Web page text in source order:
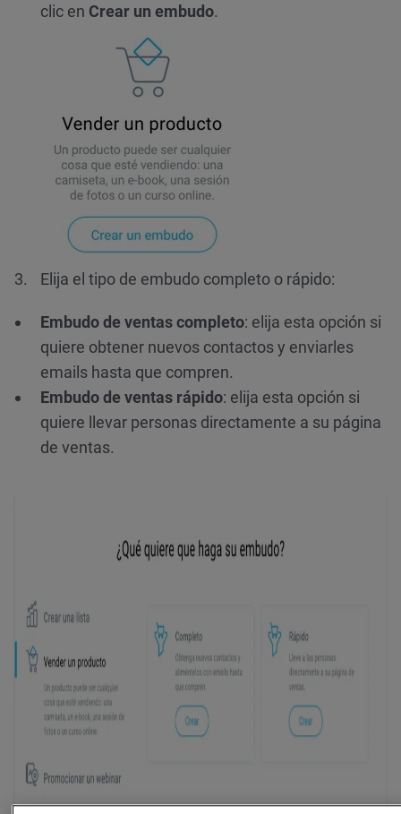
clic en Crear un embudo.
Elija el tipo de embudo completo o rápido:
Embudo de ventas completo: elija esta opción si
quiere obtener nuevos contactos y enviarles
emails hasta que compren.
Embudo de ventas rápido: elija esta opción si
quiere llevar personas directamente a su página
de ventas.